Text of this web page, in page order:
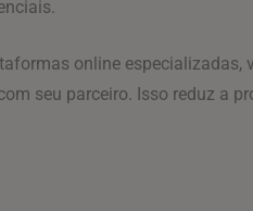
online especializadas,
seu parceiro. Isso reduz a